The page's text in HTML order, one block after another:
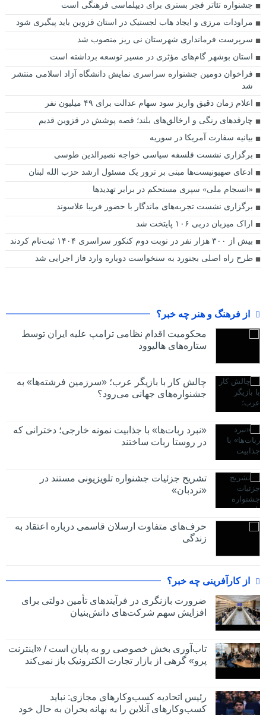
جشنواره تئاتر فجر بستری برای دیپلماسی فرهنگی است
مراودات مرزی و ایجاد هاب لجستیک در استان قزوین باید پیگیری شود
سرپرست فرمانداری شهرستان نی ریز منصوب شد
استان بوشهر گام‌های مؤثری در مسیر توسعه برداشته است
فراخوان دومین جشنواره سراسری نمایش دانشگاه آزاد اسلامی منتشر
شد
اعلام زمان دقیق واریز سود سهام عدالت برای ۴۹ میلیون نفر
چارقدهای رنگی و ارخالق‌های بلند؛ قصه پوشش در قزوین قدیم
بیانیه سفارت آمریکا در سوریه
برگزاری نشست فلسفه سیاسی خواجه نصیرالدین طوسی
ادعای صهیونیست‌ها مبنی بر ترور یک مسئول ارشد حزب الله لبنان
«انسجام ملی» سپری مستحکم در برابر تهدیدها
برگزاری نشست تجربه‌های ماندگار با حضور فریبا علاسوند
اراک میزبان دربی ۱۰۶ پایتخت شد
بیش از ۳۰۰ هزار نفر در نوبت دوم کنکور سراسری ۱۴۰۴ ثبت‌نام کردند
طرح راه اصلی بجنورد به سنخواست دوباره وارد فاز اجرایی شد
از فرهنگ و هنر چه خبر؟
محکومیت اقدام نظامی ترامپ علیه ایران توسط
ستاره‌های هالیوود
چالش کار با بازیگر عرب؛ «سرزمین فرشته‌ها» به
جشنواره‌های جهانی می‌رود؟
«نبرد ربات‌ها» با جذابیت نمونه خارجی؛ دخترانی که
در روستا ربات ساختند
تشریح جزئیات جشنواره‌ تلویزیونی مستند در
«نردبان»
حرف‌های متفاوت ارسلان قاسمی درباره اعتقاد به
زندگی
از کارآفرینی چه خبر؟
ضرورت بازنگری در فرآیندهای تأمین دولتی برای
افزایش سهم شرکت‌های دانش‌بنیان
تاب‌آوری بخش خصوصی رو به پایان است / «اینترنت
پرو» گرهی از بازار تجارت الکترونیک باز نمی‌کند
رئیس اتحادیه کسب‌وکارهای مجازی: نباید
کسب‌وکارهای آنلاین را به بهانه بحران به حال خود